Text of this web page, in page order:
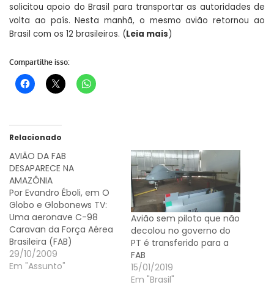
solicitou apoio do Brasil para transportar as autoridades de
volta ao país. Nesta manhã, o mesmo avião retornou ao
Brasil com os 12 brasileiros. (Leia mais)
Compartilhe isso:
Relacionado
AVIÃO DA FAB
DESAPARECE NA
AMAZÔNIA
Por Evandro Éboli, em O
Globo e Globonews TV:
Uma aeronave C-98
Caravan da Força Aérea
Brasileira (FAB)
desapareceu na manhã
desta quinta-feira,
29/10/2009
Em "Assunto"
Avião sem piloto que não
decolou no governo do
PT é transferido para a
FAB
15/01/2019
Em "Brasil"